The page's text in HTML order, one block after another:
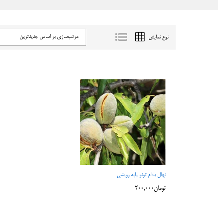
نوع نمایش مرتب‌سازی بر اساس جدیدترین
نهال بادام تونو پایه رویشی
تومان200,000تومان200,000